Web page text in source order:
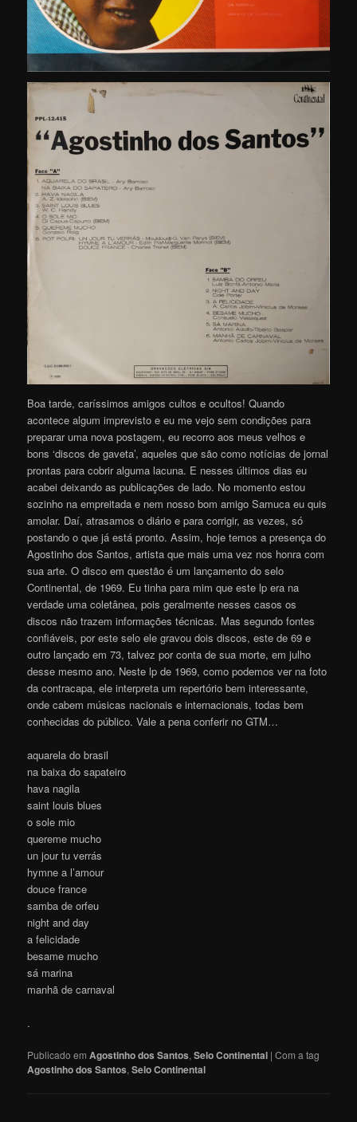
Boa tarde, caríssimos amigos cultos e ocultos! Quando
acontece algum imprevisto e eu me vejo sem condições para
preparar uma nova postagem, eu recorro aos meus velhos e
bons ‘discos de gaveta’, aqueles que são como notícias de jornal
prontas para cobrir alguma lacuna. E nesses últimos dias eu
acabei deixando as publicações de lado. No momento estou
sozinho na empreitada e nem nosso bom amigo Samuca eu quis
amolar. Daí, atrasamos o diário e para corrigir, as vezes, só
postando o que já está pronto. Assim, hoje temos a presença do
Agostinho dos Santos, artista que mais uma vez nos honra com
sua arte. O disco em questão é um lançamento do selo
Continental, de 1969. Eu tinha para mim que este lp era na
verdade uma coletânea, pois geralmente nesses casos os
discos não trazem informações técnicas. Mas segundo fontes
confiáveis, por este selo ele gravou dois discos, este de 69 e
outro lançado em 73, talvez por conta de sua morte, em julho
desse mesmo ano. Neste lp de 1969, como podemos ver na foto
da contracapa, ele interpreta um repertório bem interessante,
onde cabem músicas nacionais e internacionais, todas bem
conhecidas do público. Vale a pena conferir no GTM…
aquarela do brasil
na baixa do sapateiro
hava nagila
saint louis blues
o sole mio
quereme mucho
un jour tu verrás
hymne a l’amour
douce france
samba de orfeu
night and day
a felicidade
besame mucho
sá marina
manhã de carnaval
.
Publicado em Agostinho dos Santos,Selo Continental |Com a tag
Agostinho dos Santos,Selo Continental